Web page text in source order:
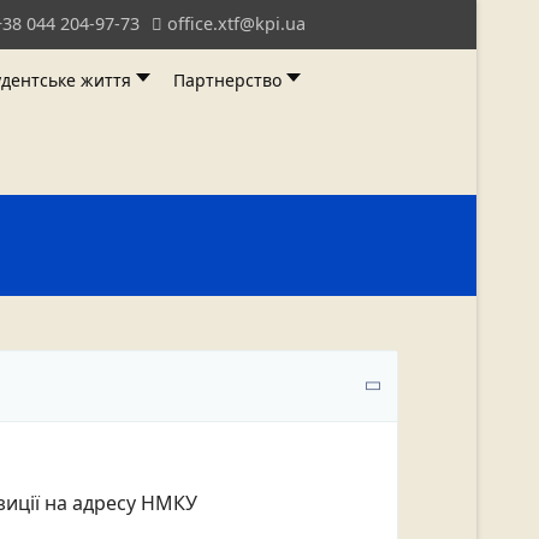
044 204-97-73 office.xtf@kpi.ua
життя Партнерство
на адресу НМКУ